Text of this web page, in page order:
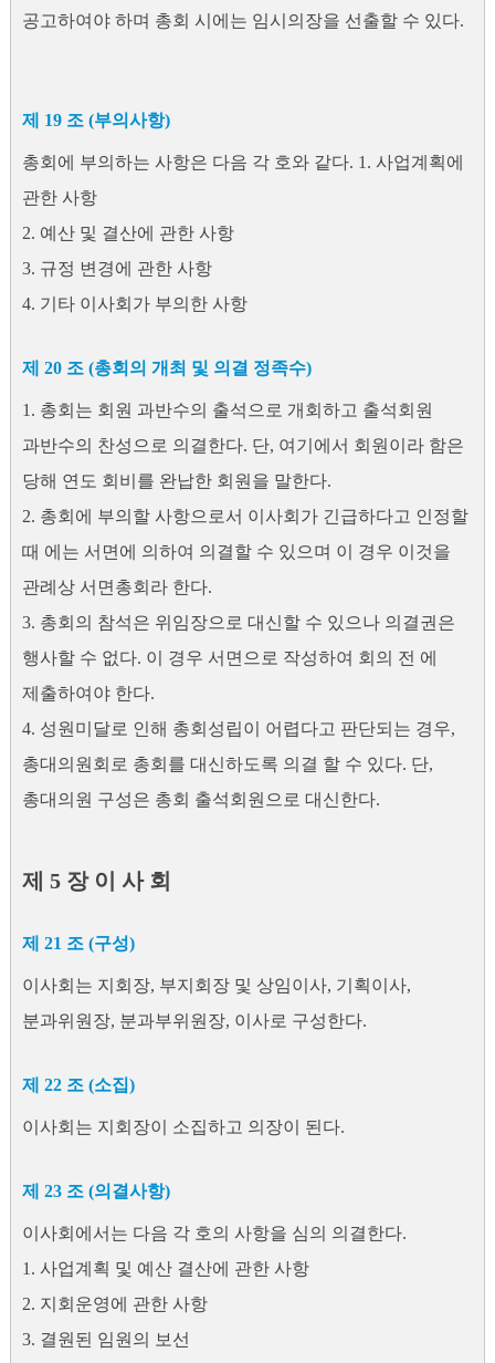
공고하여야 하며 총회 시에는 임시의장을 선출할 수 있다.
제 19 조 (부의사항)
총회에 부의하는 사항은 다음 각 호와 같다. 1. 사업계획에
관한 사항
2. 예산 및 결산에 관한 사항
3. 규정 변경에 관한 사항
4. 기타 이사회가 부의한 사항
제 20 조 (총회의 개최 및 의결 정족수)
1. 총회는 회원 과반수의 출석으로 개회하고 출석회원
과반수의 찬성으로 의결한다. 단, 여기에서 회원이라 함은
당해 연도 회비를 완납한 회원을 말한다.
2. 총회에 부의할 사항으로서 이사회가 긴급하다고 인정할
때 에는 서면에 의하여 의결할 수 있으며 이 경우 이것을
관례상 서면총회라 한다.
3. 총회의 참석은 위임장으로 대신할 수 있으나 의결권은
행사할 수 없다. 이 경우 서면으로 작성하여 회의 전 에
제출하여야 한다.
4. 성원미달로 인해 총회성립이 어렵다고 판단되는 경우,
총대의원회로 총회를 대신하도록 의결 할 수 있다. 단,
총대의원 구성은 총회 출석회원으로 대신한다.
제 5 장 이 사 회
제 21 조 (구성)
이사회는 지회장, 부지회장 및 상임이사, 기획이사,
분과위원장, 분과부위원장, 이사로 구성한다.
제 22 조 (소집)
이사회는 지회장이 소집하고 의장이 된다.
제 23 조 (의결사항)
이사회에서는 다음 각 호의 사항을 심의 의결한다.
1. 사업계획 및 예산 결산에 관한 사항
2. 지회운영에 관한 사항
3. 결원된 임원의 보선